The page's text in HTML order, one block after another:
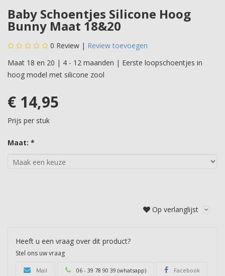
Baby Schoentjes Silicone Hoog
Bunny Maat 18&20
0 Review | Review toevoegen
Maat 18 en 20 | 4 - 12 maanden | Eerste loopschoentjes in
hoog model met silicone zool
€ 14,95
Prijs per stuk
Maat: *
Op verlanglijst
Heeft u een vraag over dit product?
Stel ons uw vraag
Mail 06 - 39 78 90 39 (whatsapp) Facebook